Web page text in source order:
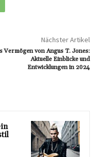
Nächster Artikel
Vermögen von Angus T. Jones:
Aktuelle Einblicke und
Entwicklungen in 2024